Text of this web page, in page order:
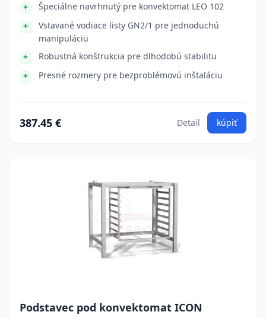
Špeciálne navrhnutý pre konvektomat LEO 102
Vstavané vodiace listy GN2/1 pre jednoduchú
manipuláciu
Robustná konštrukcia pre dlhodobú stabilitu
Presné rozmery pre bezproblémovú inštaláciu
387.45 € Detail kúpiť
Podstavec pod konvektomat ICON